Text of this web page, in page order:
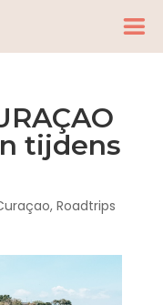
tijdens
, Roadtrips